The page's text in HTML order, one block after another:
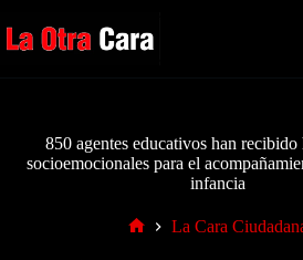
al
contenido
850 agentes educativos han recibido
socioemocionales para el
infancia
La Cara